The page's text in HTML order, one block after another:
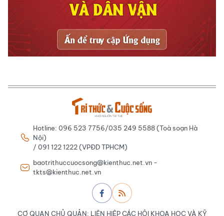
Hotline: 096 523 7756/035 249 5588 (Toà soạn Hà
Nội)
/ 091 122 1222 (VPĐD TPHCM)
baotrithuccuocsong@kienthuc.net.vn -
tkts@kienthuc.net.vn
CƠ QUAN CHỦ QUẢN: LIÊN HIỆP CÁC HỘI KHOA HỌC VÀ KỸ